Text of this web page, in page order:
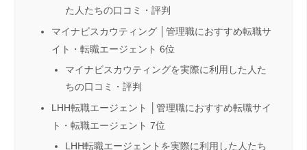
た人たちの口コミ・評判
マイナビスカウティング │管理職におすすめ転職サ
イト・転職エージェント 6位
マイナビスカウティングを実際に利用した人た
ちの口コミ・評判
LHH転職エージェント │管理職におすすめ転職サイ
ト・転職エージェント 7位
LHH転職エージェントを実際に利用した人たち